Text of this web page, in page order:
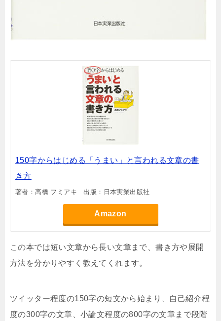
150字からはじめる「うまい」と言われる文章の書
き方
著者：高橋 フミアキ 出版：日本実業出版社
Amazon
この本では短い文章から長い文章まで、書き方や展開
方法を分かりやすく教えてくれます。
ツイッター程度の150字の短文から始まり、自己紹介程
度の300字の文章、小論文程度の800字の文章まで段階